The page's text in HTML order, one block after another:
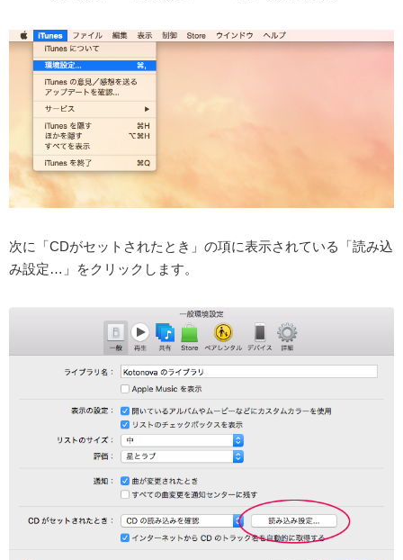
次に「CDがセットされたとき」の項に表示されている「読み込
み設定…」をクリックします。